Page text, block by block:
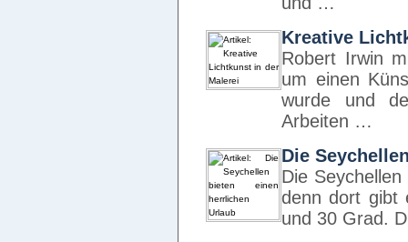
Kreative
Robert Irwin
um einen
wurde und
Arbeiten …
Die
Die
denn dort gibt
und 30 Grad.